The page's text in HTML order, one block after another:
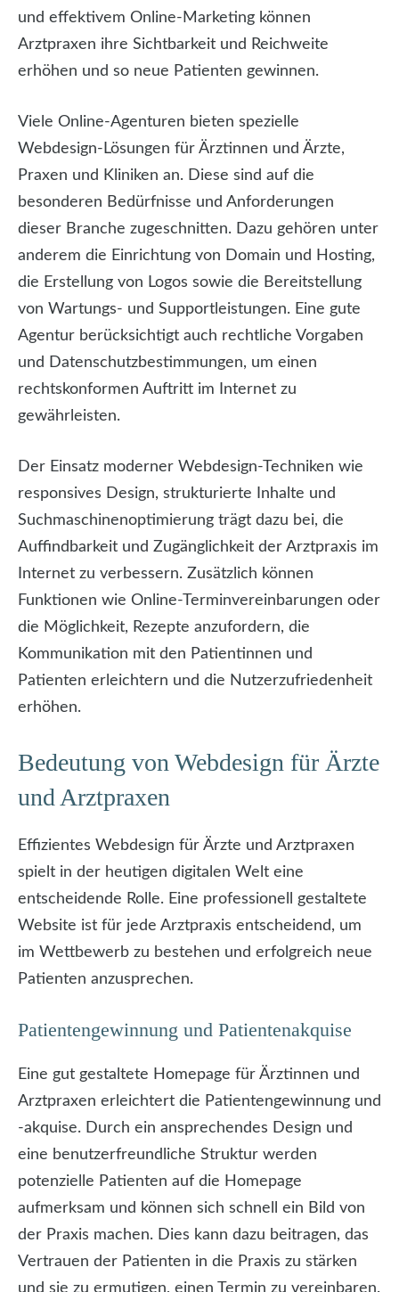
und effektivem Online-Marketing können
Arztpraxen ihre Sichtbarkeit und Reichweite
erhöhen und so neue Patienten gewinnen.
Viele Online-Agenturen bieten spezielle
Webdesign-Lösungen für Ärztinnen und Ärzte,
Praxen und Kliniken an. Diese sind auf die
besonderen Bedürfnisse und Anforderungen
dieser Branche zugeschnitten. Dazu gehören unter
anderem die Einrichtung von Domain und Hosting,
die Erstellung von Logos sowie die Bereitstellung
von Wartungs- und Supportleistungen. Eine gute
Agentur berücksichtigt auch rechtliche Vorgaben
und Datenschutzbestimmungen, um einen
rechtskonformen Auftritt im Internet zu
gewährleisten.
Der Einsatz moderner Webdesign-Techniken wie
responsives Design, strukturierte Inhalte und
Suchmaschinenoptimierung trägt dazu bei, die
Auffindbarkeit und Zugänglichkeit der Arztpraxis im
Internet zu verbessern. Zusätzlich können
Funktionen wie Online-Terminvereinbarungen oder
die Möglichkeit, Rezepte anzufordern, die
Kommunikation mit den Patientinnen und
Patienten erleichtern und die Nutzerzufriedenheit
erhöhen.
Bedeutung von Webdesign für Ärzte
und Arztpraxen
Effizientes Webdesign für Ärzte und Arztpraxen
spielt in der heutigen digitalen Welt eine
entscheidende Rolle. Eine professionell gestaltete
Website ist für jede Arztpraxis entscheidend, um
im Wettbewerb zu bestehen und erfolgreich neue
Patienten anzusprechen.
Patientengewinnung und Patientenakquise
Eine gut gestaltete Homepage für Ärztinnen und
Arztpraxen erleichtert die Patientengewinnung und
-akquise. Durch ein ansprechendes Design und
eine benutzerfreundliche Struktur werden
potenzielle Patienten auf die Homepage
aufmerksam und können sich schnell ein Bild von
der Praxis machen. Dies kann dazu beitragen, das
Vertrauen der Patienten in die Praxis zu stärken
und sie zu ermutigen, einen Termin zu vereinbaren.